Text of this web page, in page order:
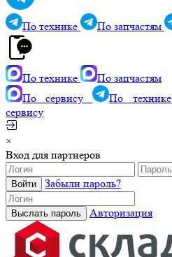
По технике По запчастям
По технике
По запчастям
По сервису
По технике
сервису
×
Вход для партнеров
Забыли пароль?
Авторизация